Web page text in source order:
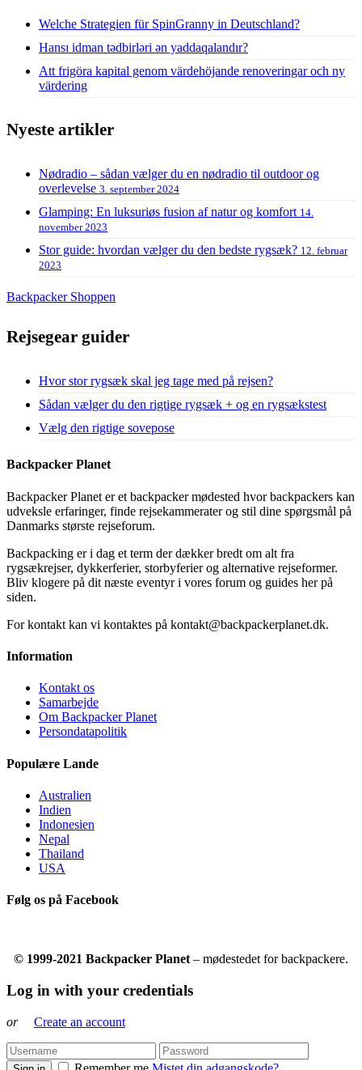
Welche Strategien für SpinGranny in Deutschland?
Hansı idman tədbirləri ən yaddaqalandır?
Att frigöra kapital genom värdehöjande renoveringar och ny
värdering
Nyeste artikler
Nødradio – sådan vælger du en nødradio til outdoor og
overlevelse 3. september 2024
Glamping: En luksuriøs fusion af natur og komfort 14.
november 2023
Stor guide: hvordan vælger du den bedste rygsæk? 12. februar
2023
Backpacker Shoppen
Rejsegear guider
Hvor stor rygsæk skal jeg tage med på rejsen?
Sådan vælger du den rigtige rygsæk + og en rygsækstest
Vælg den rigtige sovepose
Backpacker Planet
Backpacker Planet er et backpacker mødested hvor backpackers kan
udveksle erfaringer, finde rejsekammerater og stil dine spørgsmål på
Danmarks største rejseforum.
Backpacking er i dag et term der dækker bredt om alt fra
rygsækrejser, dykkerferier, storbyferier og alternative rejseformer.
Bliv klogere på dit næste eventyr i vores forum og guides her på
siden.
For kontakt kan vi kontaktes på kontakt@backpackerplanet.dk.
Information
Kontakt os
Samarbejde
Om Backpacker Planet
Persondatapolitik
Populære Lande
Australien
Indien
Indonesien
Nepal
Thailand
USA
Følg os på Facebook
© 1999-2021 Backpacker Planet – mødestedet for backpackere.
Log in with your credentials
or Create an account